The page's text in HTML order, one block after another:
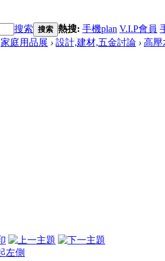
搜索 搜索 熱搜: 手機plan V.I.P會員
家庭用品展 › 設計,建材,五金討論 › 高壓